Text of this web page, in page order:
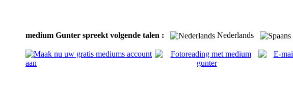
medium Gunter spreekt volgende talen : Nederlands